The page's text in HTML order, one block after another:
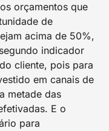
orçamentos que
de
acima de 50%,
indicador
cliente, pois para
em canais de
metade das
E o
para